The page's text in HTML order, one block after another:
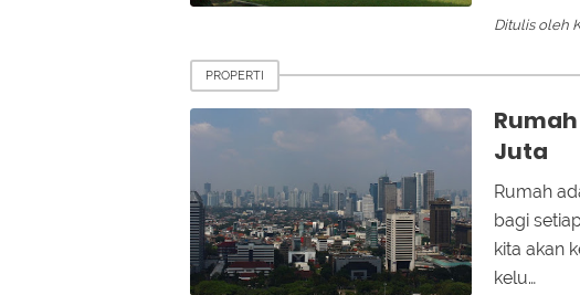
Ditulis oleh
PROPERTI
Juta
Rumah
bagi
kita akan
kelu…